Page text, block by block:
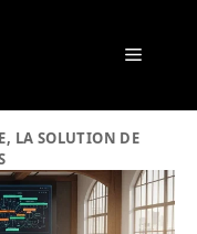
Menu
LA SOLUTION DE